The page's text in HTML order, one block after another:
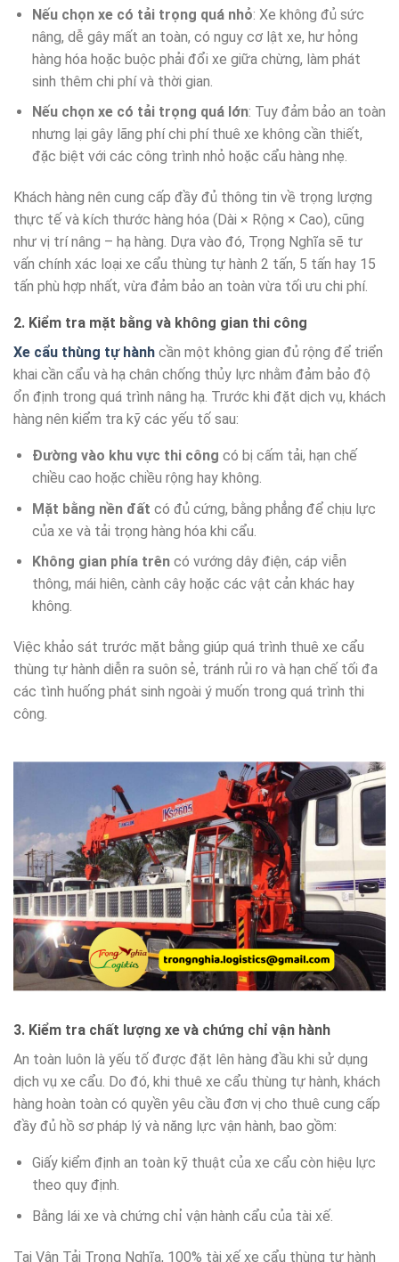
Nếu chọn xe có tải trọng quá nhỏ: Xe không đủ sức
nâng, dễ gây mất an toàn, có nguy cơ lật xe, hư hỏng
hàng hóa hoặc buộc phải đổi xe giữa chừng, làm phát
sinh thêm chi phí và thời gian.
Nếu chọn xe có tải trọng quá lớn: Tuy đảm bảo an toàn
nhưng lại gây lãng phí chi phí thuê xe không cần thiết,
đặc biệt với các công trình nhỏ hoặc cẩu hàng nhẹ.
Khách hàng nên cung cấp đầy đủ thông tin về trọng lượng
thực tế và kích thước hàng hóa (Dài × Rộng × Cao), cũng
như vị trí nâng – hạ hàng. Dựa vào đó, Trọng Nghĩa sẽ tư
vấn chính xác loại xe cẩu thùng tự hành 2 tấn, 5 tấn hay 15
tấn phù hợp nhất, vừa đảm bảo an toàn vừa tối ưu chi phí.
2. Kiểm tra mặt bằng và không gian thi công
Xe cẩu thùng tự hành cần một không gian đủ rộng để triển
khai cần cẩu và hạ chân chống thủy lực nhằm đảm bảo độ
ổn định trong quá trình nâng hạ. Trước khi đặt dịch vụ, khách
hàng nên kiểm tra kỹ các yếu tố sau:
Đường vào khu vực thi công có bị cấm tải, hạn chế
chiều cao hoặc chiều rộng hay không.
Mặt bằng nền đất có đủ cứng, bằng phẳng để chịu lực
của xe và tải trọng hàng hóa khi cẩu.
Không gian phía trêncó vướng dây điện, cáp viễn
thông, mái hiên, cành cây hoặc các vật cản khác hay
không.
Việc khảo sát trước mặt bằng giúp quá trình thuê xe cẩu
thùng tự hành diễn ra suôn sẻ, tránh rủi ro và hạn chế tối đa
các tình huống phát sinh ngoài ý muốn trong quá trình thi
công.
3. Kiểm tra chất lượng xe và chứng chỉ vận hành
An toàn luôn là yếu tố được đặt lên hàng đầu khi sử dụng
dịch vụ xe cẩu. Do đó, khi thuê xe cẩu thùng tự hành, khách
hàng hoàn toàn có quyền yêu cầu đơn vị cho thuê cung cấp
đầy đủ hồ sơ pháp lý và năng lực vận hành, bao gồm:
Giấy kiểm định an toàn kỹ thuật của xe cẩu còn hiệu lực
theo quy định.
Bằng lái xe và chứng chỉ vận hành cẩu của tài xế.
Tại Vận Tải Trọng Nghĩa, 100% tài xế xe cẩu thùng tự hành